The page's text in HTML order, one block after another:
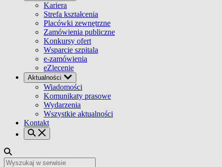
Kariera
Strefa kształcenia
Placówki zewnętrzne
Zamówienia publiczne
Konkursy ofert
Wsparcie szpitala
e-zamówienia
eZlecenie
Aktualności
Wiadomości
Komunikaty prasowe
Wydarzenia
Wszystkie aktualności
Kontakt